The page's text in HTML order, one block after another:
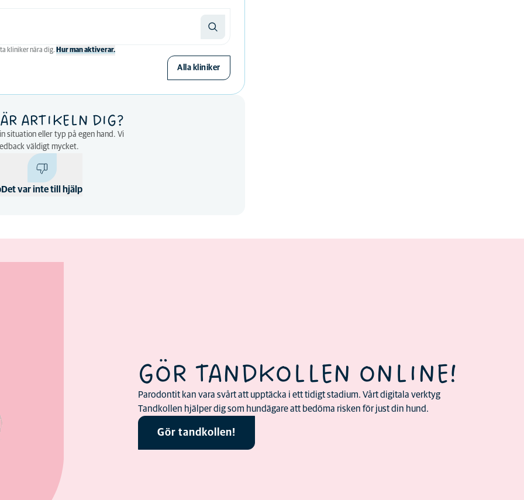
kliniker nära dig. Hur man aktiverar.
Alla kliniker
ARTIKELN DIG?
situation eller typ på egen hand. Vi
väldigt mycket.
Det var inte till hjälp
GÖR TANDKOLLEN ONLINE!
Parodontit kan vara svårt att upptäcka i ett tidigt stadium. Vårt digitala verktyg
Tandkollen hjälper dig som hundägare att bedöma risken för just din hund.
Gör tandkollen!